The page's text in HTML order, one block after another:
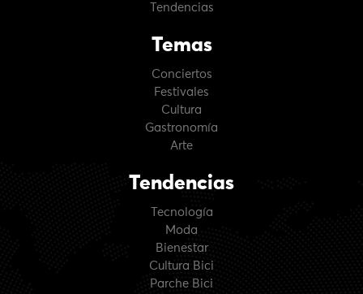
Tendencias
Temas
Conciertos
Festivales
Cultura
Gastronomía
Arte
Tendencias
Tecnología
Moda
Bienestar
Cultura Bici
Parche Bici